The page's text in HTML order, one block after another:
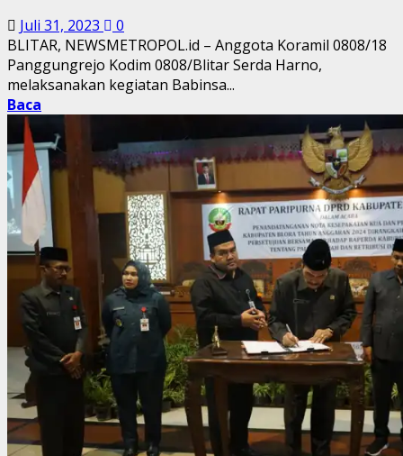
Juli 31, 2023
0
BLITAR, NEWSMETROPOL.id – Anggota Koramil 0808/18
Panggungrejo Kodim 0808/Blitar Serda Harno,
melaksanakan kegiatan Babinsa...
Baca